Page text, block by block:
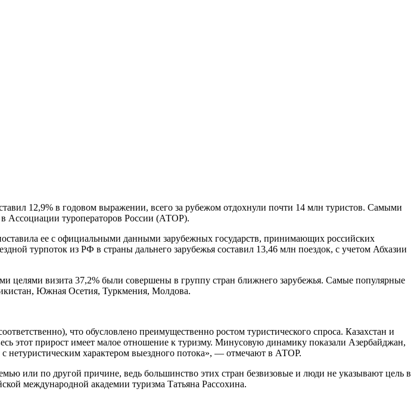
12,9% в годовом выражении, всего за рубежом отдохнули почти 14 млн туристов. Самыми
Ассоциации туроператоров России (АТОР).
ее с официальными данными зарубежных государств, принимающих российских
турпоток из РФ в страны дальнего зарубежья составил 13,46 млн поездок, с учетом Абхазии
целями визита 37,2% были совершены в группу стран ближнего зарубежья. Самые популярные
Южная Осетия, Туркмения, Молдова.
что обусловлено преимущественно ростом туристического спроса. Казахстан и
этот прирост имеет малое отношение к туризму. Минусовую динамику показали Азербайджан,
характером выездного потока», — отмечают в АТОР.
или по другой причине, ведь большинство этих стран безвизовые и люди не указывают цель в
международной академии туризма Татьяна Рассохина.